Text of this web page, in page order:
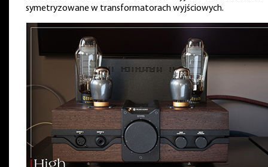
symetryzowane w transformatorach wyjściowych.